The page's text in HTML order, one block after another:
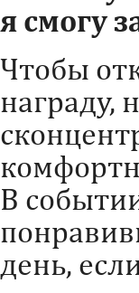
я смогу
Чтобы
награду,
В
день,